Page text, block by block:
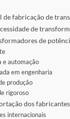
de fabricação de
de
de
e automação
em engenharia
produção
rigoroso
dos
internacionais